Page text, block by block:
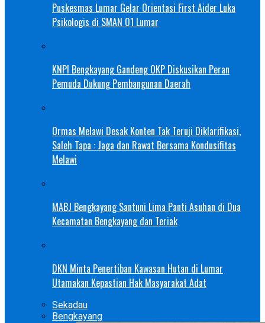
Puskesmas Lumar Gelar Orientasi First Aider Luka
Psikologis di SMAN 01 Lumar
KNPI Bengkayang Gandeng OKP Diskusikan Peran
Pemuda Dukung Pembangunan Daerah
Ormas Melawi Desak Konten Tak Teruji Diklarifikasi,
Saleh Tapa : Jaga dan Rawat Bersama Kondusifitas
Melawi
MABJ Bengkayang Santuni Lima Panti Asuhan di Dua
Kecamatan Bengkayang dan Teriak
DKN Minta Penertiban Kawasan Hutan di Lumar
Utamakan Kepastian Hak Masyarakat Adat
Sekadau
Bengkayang